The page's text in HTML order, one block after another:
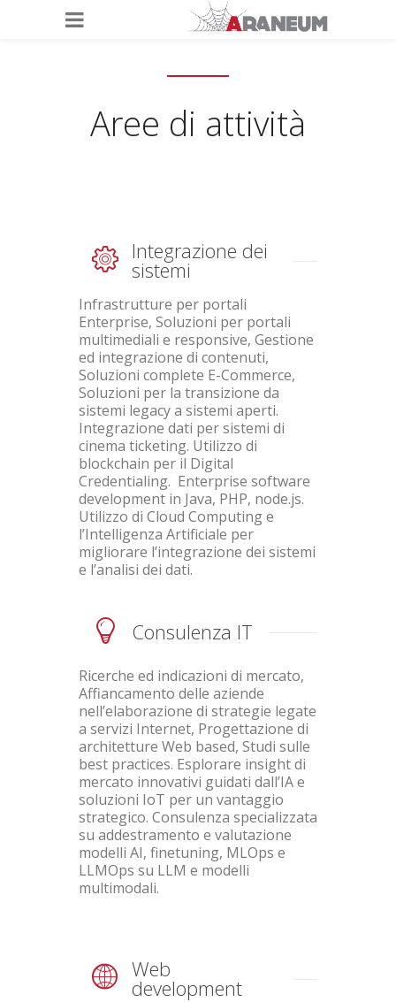
Aree di attività
Integrazione dei
sistemi
Infrastrutture per portali
Enterprise, Soluzioni per portali
multimediali e responsive, Gestione
ed integrazione di contenuti,
Soluzioni complete E-Commerce,
Soluzioni per la transizione da
sistemi legacy a sistemi aperti.
Integrazione dati per sistemi di
cinema ticketing. Utilizzo di
blockchain per il Digital
Credentialing. Enterprise software
development in Java, PHP, node.js.
Utilizzo di Cloud Computing e
l’Intelligenza Artificiale per
migliorare l’integrazione dei sistemi
e l’analisi dei dati.
Consulenza IT
Ricerche ed indicazioni di mercato,
Affiancamento delle aziende
nell’elaborazione di strategie legate
a servizi Internet, Progettazione di
architetture Web based, Studi sulle
best practices. Esplorare insight di
mercato innovativi guidati dall’IA e
soluzioni IoT per un vantaggio
strategico. Consulenza specializzata
su addestramento e valutazione
modelli AI, finetuning, MLOps e
LLMOps su LLM e modelli
multimodali.
Web
development